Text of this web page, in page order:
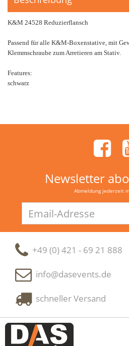
K&M 24528 Reduzierflansch
Passend für alle K&M-Boxenstative, mit
Klemmschraube zum Arretieren am Stativ.
Features:
schwarz
Newsletter
Abmeldung jederzeit
Adresse
+49 (0) 421 - 69 21 888
info@dasevents.de
schneller Versand